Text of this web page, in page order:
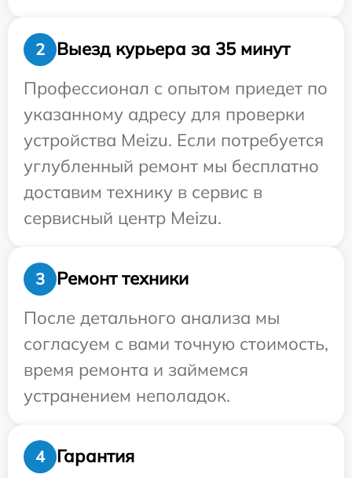
2
Выезд курьера за 35 минут
Профессионал с опытом приедет по
указанному адресу для проверки
устройства Meizu. Если потребуется
углубленный ремонт мы бесплатно
доставим технику в сервис в
сервисный центр Meizu.
3
Ремонт техники
После детального анализа мы
согласуем с вами точную стоимость,
время ремонта и займемся
устранением неполадок.
4 Гарантия